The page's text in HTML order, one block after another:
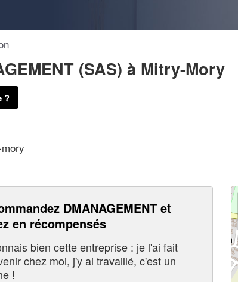
(SAS) à Mitry-Mory
?
DMANAGEMENT et
en récompensés
bien cette entreprise : je l'ai fait
chez moi, j'y ai travaillé, c'est un
!